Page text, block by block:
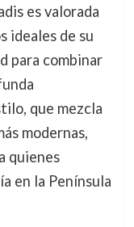
es valorada
ideales de su
para combinar
que mezcla
modernas,
quienes
en la Península